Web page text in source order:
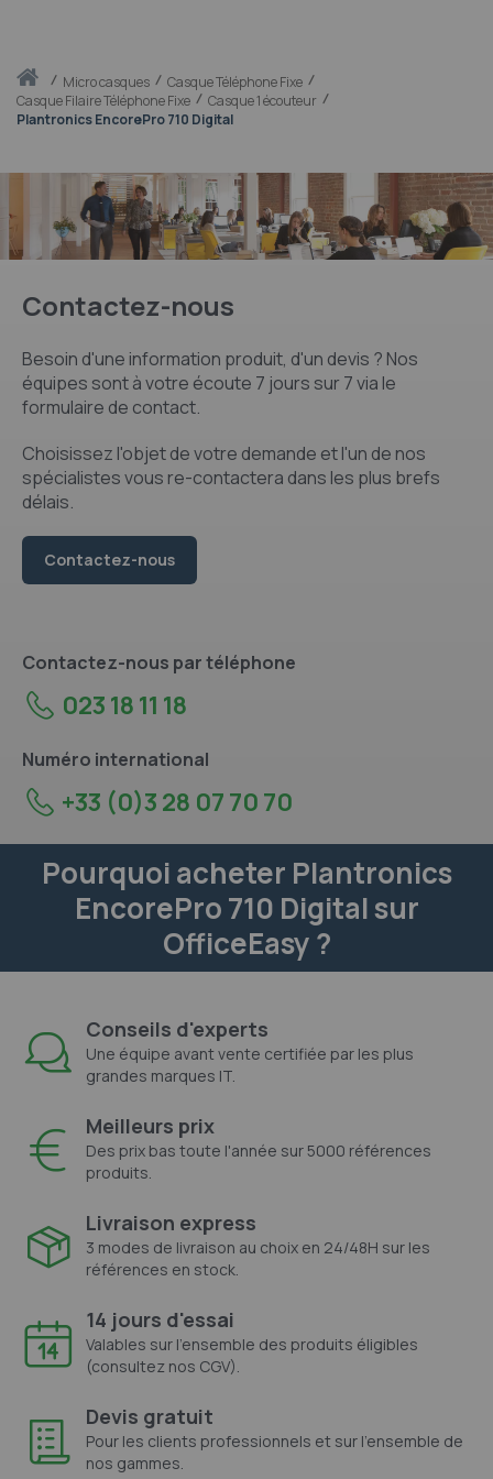
Accueilmicro casques
Casque Téléphone Fixe
Casque Filaire Téléphone Fixe
Casque 1 écouteur
Plantronics EncorePro 710 Digital
Contactez-nous
Besoin d'une information produit, d'un devis ? Nos
équipes sont à votre écoute 7 jours sur 7 via le
formulaire de contact.
Choisissez l'objet de votre demande et l'un de nos
spécialistes vous re-contactera dans les plus brefs
délais.
Contactez-nous
Contactez-nous par téléphone
023 18 11 18
Numéro international
+33 (0)3 28 07 70 70
Pourquoi acheter Plantronics
EncorePro 710 Digital sur
OfficeEasy ?
Conseils d'experts
Une équipe avant vente certifiée par les plus
grandes marques IT.
Meilleurs prix
Des prix bas toute l'année sur 5000 références
produits.
Livraison express
3 modes de livraison au choix en 24/48H sur les
références en stock.
14 jours d'essai
Valables sur l'ensemble des produits éligibles
(consultez nos CGV).
Devis gratuit
Pour les clients professionnels et sur l'ensemble de
nos gammes.